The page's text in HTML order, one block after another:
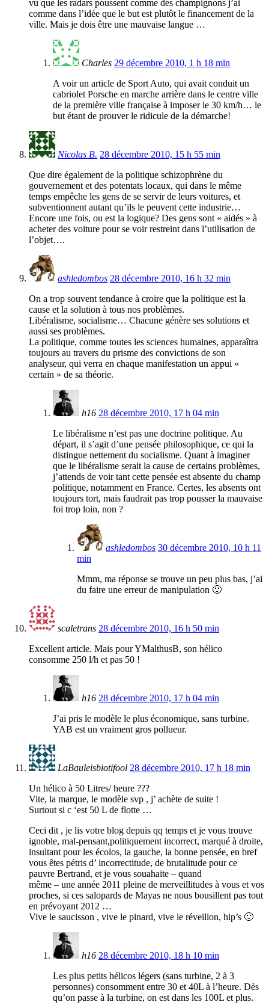
vu que les radars poussent comme des champignons j’ai
comme dans l’idée que le but est plutôt le financement de la
ville. Mais je dois être une mauvaise langue …
Charles 29 décembre 2010, 1 h 18 min
A voir un article de Sport Auto, qui avait conduit un
cabriolet Porsche en marche arrière dans le centre ville
de la première ville française à imposer le 30 km/h… le
but étant de prouver le ridicule de la démarche!
Nicolas B. 28 décembre 2010, 15 h 55 min
Que dire également de la politique schizophrène du
gouvernement et des potentats locaux, qui dans le même
temps empêche les gens de se servir de leurs voitures, et
subventionnent autant qu’ils le peuvent cette industrie…
Encore une fois, ou est la logique? Des gens sont « aidés » à
acheter des voiture pour se voir restreint dans l’utilisation de
l’objet….
ashledombos 28 décembre 2010, 16 h 32 min
On a trop souvent tendance à croire que la politique est la
cause et la solution à tous nos problèmes.
Libéralisme, socialisme… Chacune génère ses solutions et
aussi ses problèmes.
La politique, comme toutes les sciences humaines, apparaîtra
toujours au travers du prisme des convictions de son
analyseur, qui verra en chaque manifestation un appui «
certain » de sa théorie.
h16 28 décembre 2010, 17 h 04 min
Le libéralisme n’est pas une doctrine politique. Au
départ, il s’agit d’une pensée philosophique, ce qui la
distingue nettement du socialisme. Quant à imaginer
que le libéralisme serait la cause de certains problèmes,
j’attends de voir tant cette pensée est absente du champ
politique, notamment en France. Certes, les absents ont
toujours tort, mais faudrait pas trop pousser la mauvaise
foi trop loin, non ?
ashledombos 30 décembre 2010, 10 h 11
min
Mmm, ma réponse se trouve un peu plus bas, j’ai
du faire une erreur de manipulation 🙂
scaletrans 28 décembre 2010, 16 h 50 min
Excellent article. Mais pour YMalthusB, son hélico
consomme 250 l/h et pas 50 !
h16 28 décembre 2010, 17 h 04 min
J’ai pris le modèle le plus économique, sans turbine.
YAB est un vraiment gros pollueur.
LaBauleisbiotifool 28 décembre 2010, 17 h 18 min
Un hélico à 50 Litres/ heure ???
Vite, la marque, le modèle svp , j’ achète de suite !
Surtout si c ‘est 50 L de flotte …
Ceci dit , je lis votre blog depuis qq temps et je vous trouve
ignoble, mal-pensant,politiquement incorrect, marqué à droite,
insultant pour les écolos, la gauche, la bonne pensée, en bref
vous êtes pétris d’ incorrectitude, de brutalitude pour ce
pauvre Bertrand, et je vous souahaite – quand
même – une année 2011 pleine de merveillitudes à vous et vos
proches, si ces salopards de Mayas ne nous bousillent pas tout
en prévoyant 2012 …
Vive le saucisson , vive le pinard, vive le réveillon, hip’s 🙂
h16 28 décembre 2010, 18 h 10 min
Les plus petits hélicos légers (sans turbine, 2 à 3
personnes) consomment entre 30 et 40L à l’heure. Dès
qu’on passe à la turbine, on est dans les 100L et plus.